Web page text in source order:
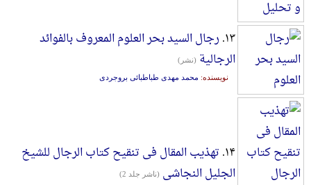
۱۳. رجال السید بحر العلوم المعروف بالفوائد
الرجالیة (نشر)
نویسنده: محمد مهدی طباطبائی بروجردی
۱۴. تهذیب المقال فی تنقیح کتاب الرجال للشیخ
الجلیل النجاشی (ناشر جلد 2)